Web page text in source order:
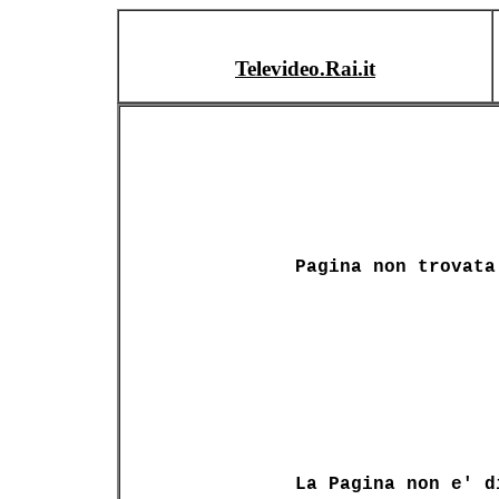
Televideo.Rai.it
Pagina non trovata
La Pagina non e'